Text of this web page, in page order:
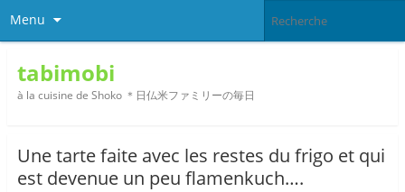
Menu
tabimobi
à la cuisine de Shoko ＊日仏米ファミリーの毎日
Une tarte faite avec les restes du frigo et qui
est devenue un peu flamenkuch….